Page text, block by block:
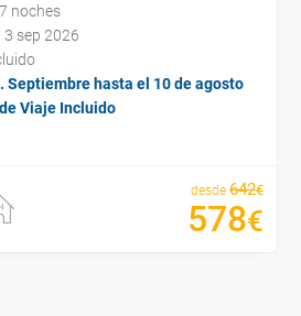
noches
3 sep 2026
Septiembre hasta el 10 de agosto
Viaje Incluido
desde 642€
578€